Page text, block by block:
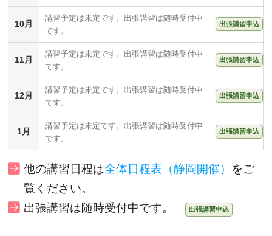
10月
講習予定は未定です。出張講習は随時受付中
です。
出張講習申込
11月
講習予定は未定です。出張講習は随時受付中
です。
出張講習申込
12月
講習予定は未定です。出張講習は随時受付中
です。
出張講習申込
1月
講習予定は未定です。出張講習は随時受付中
です。
出張講習申込
他の講習日程は全体日程表（静岡開催） をご
覧ください。
出張講習は随時受付中です。 出張講習申込